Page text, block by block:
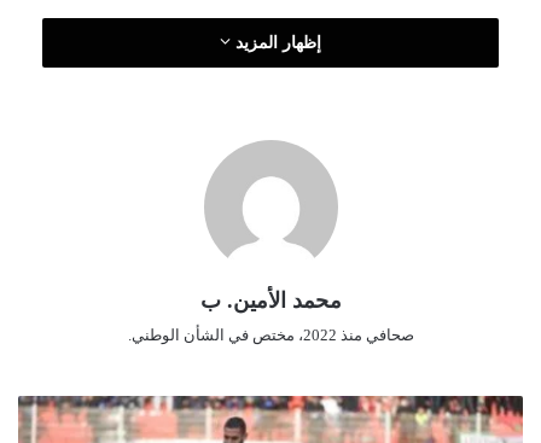
ن
ا
إظهار المزيد
محمد الأمين. ب
صحافي منذ 2022، مختص في الشأن الوطني.
ا
ل